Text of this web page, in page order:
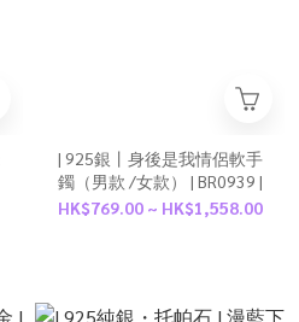
| 925銀丨身後是我情侶軟手
鐲（男款 /女款） | BR0939 |
HK$769.00 ~ HK$1,558.00